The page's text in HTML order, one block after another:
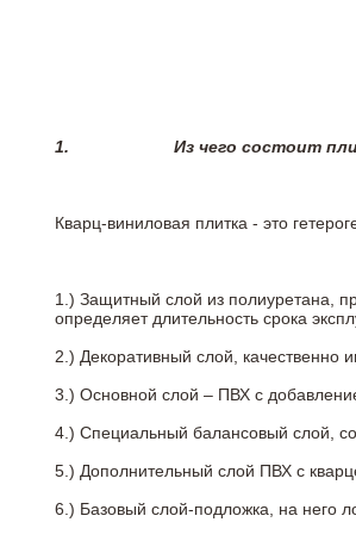
1. Из чего состоит
Кварц-виниловая плитка - это
1.) Защитный слой из полиуретана,
определяет длительность срока
2.) Декоративный слой, качественно
3.) Основной слой – ПВХ с
4.) Специальный балансовый слой,
5.) Дополнительный слой ПВХ с
6.) Базовый слой-подложка, на него